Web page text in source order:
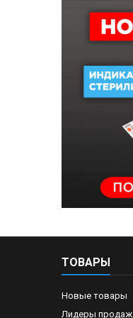
ТОВАРЫ
Новые товары
Лидеры продаж